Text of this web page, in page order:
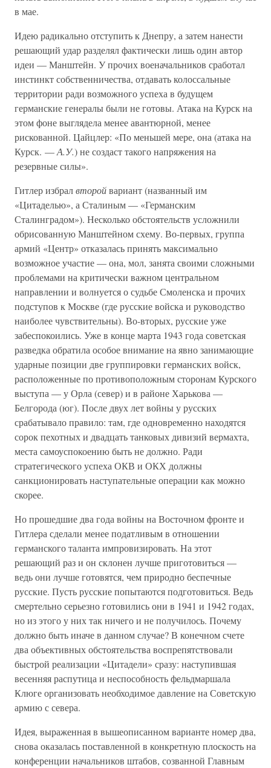
в мае.
Идею радикально отступить к Днепру, а затем нанести
решающий удар разделял фактически лишь один автор
идеи — Манштейн. У прочих военачальников сработал
инстинкт собственничества, отдавать колоссальные
территории ради возможного успеха в будущем
германские генералы были не готовы. Атака на Курск на
этом фоне выглядела менее авантюрной, менее
рискованной. Цайцлер: «По меньшей мере, она (атака на
Курск. —А.У.) не создаст такого напряжения на
резервные силы».
Гитлер избралвторойвариант (названный им
«Цитаделью», а Сталиным — «Германским
Сталинградом»). Несколько обстоятельств усложнили
обрисованную Манштейном схему. Во-первых, группа
армий «Центр» отказалась принять максимально
возможное участие — она, мол, занята своими сложными
проблемами на критически важном центральном
направлении и волнуется о судьбе Смоленска и прочих
подступов к Москве (где русские войска и руководство
наиболее чувствительны). Во-вторых, русские уже
забеспокоились. Уже в конце марта 1943 года советская
разведка обратила особое внимание на явно занимающие
ударные позиции две группировки германских войск,
расположенные по противоположным сторонам Курского
выступа — у Орла (север) и в районе Харькова —
Белгорода (юг). После двух лет войны у русских
срабатывало правило: там, где одновременно находятся
сорок пехотных и двадцать танковых дивизий вермахта,
места самоуспокоению быть не должно. Ради
стратегического успеха ОКВ и ОКХ должны
санкционировать наступательные операции как можно
скорее.
Но прошедшие два года войны на Восточном фронте и
Гитлера сделали менее податливым в отношении
германского таланта импровизировать. На этот
решающий раз и он склонен лучше приготовиться —
ведь они лучше готовятся, чем природно беспечные
русские. Пусть русские попытаются подготовиться. Ведь
смертельно серьезно готовились они в 1941 и 1942 годах,
но из этого у них так ничего и не получилось. Почему
должно быть иначе в данном случае? В конечном счете
два объективных обстоятельства воспрепятствовали
быстрой реализации «Цитадели» сразу: наступившая
весенняя распутица и неспособность фельдмаршала
Клюге организовать необходимое давление на Советскую
армию с севера.
Идея, выраженная в вышеописанном варианте номер два,
снова оказалась поставленной в конкретную плоскость на
конференции начальников штабов, созванной Главным